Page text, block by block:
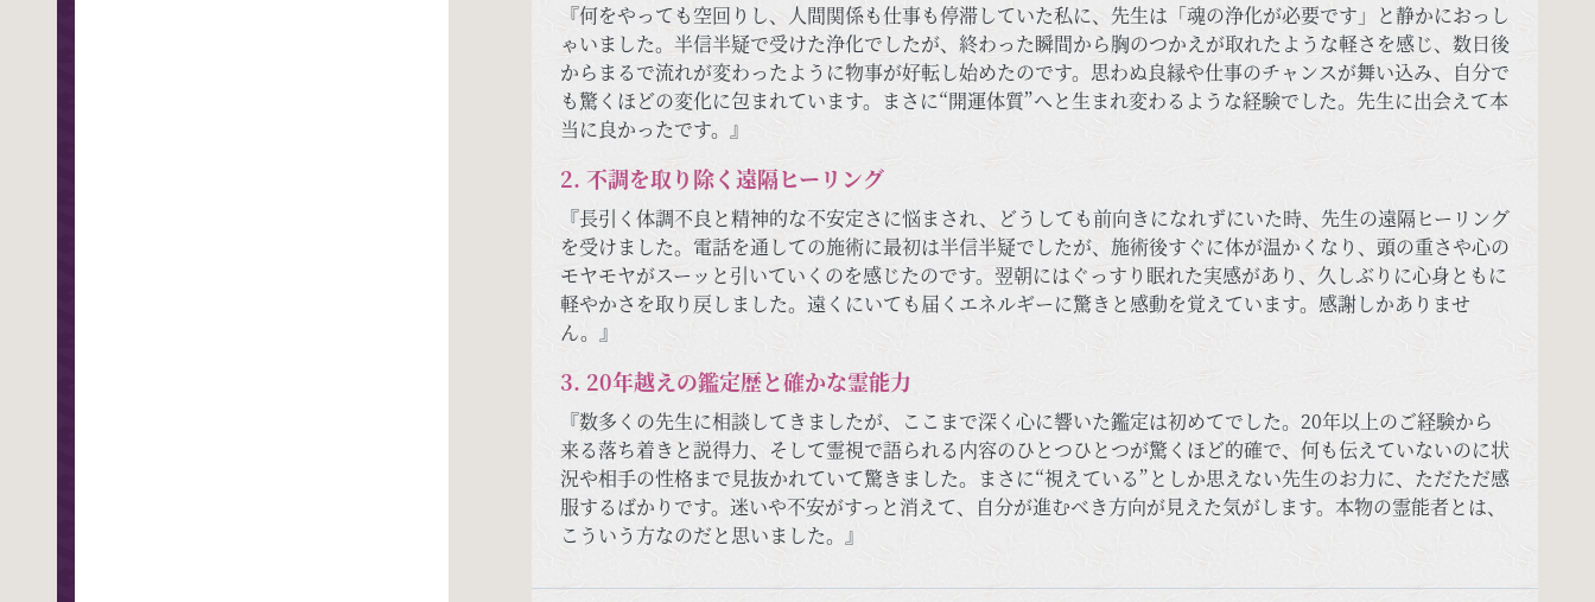
『何をやっても空回りし、人間関係も仕事も停滞していた私に、先生は「魂の浄化が必要です」と静かにおっし
ゃいました。半信半疑で受けた浄化でしたが、終わった瞬間から胸のつかえが取れたような軽さを感じ、数日後
からまるで流れが変わったように物事が好転し始めたのです。思わぬ良縁や仕事のチャンスが舞い込み、自分で
も驚くほどの変化に包まれています。まさに“開運体質”へと生まれ変わるような経験でした。先生に出会えて本
当に良かったです。』
2. 不調を取り除く遠隔ヒーリング
『長引く体調不良と精神的な不安定さに悩まされ、どうしても前向きになれずにいた時、先生の遠隔ヒーリング
を受けました。電話を通しての施術に最初は半信半疑でしたが、施術後すぐに体が温かくなり、頭の重さや心の
モヤモヤがスーッと引いていくのを感じたのです。翌朝にはぐっすり眠れた実感があり、久しぶりに心身ともに
軽やかさを取り戻しました。遠くにいても届くエネルギーに驚きと感動を覚えています。感謝しかありませ
ん。』
3. 20年越えの鑑定歴と確かな霊能力
『数多くの先生に相談してきましたが、ここまで深く心に響いた鑑定は初めてでした。20年以上のご経験から
来る落ち着きと説得力、そして霊視で語られる内容のひとつひとつが驚くほど的確で、何も伝えていないのに状
況や相手の性格まで見抜かれていて驚きました。まさに“視えている”としか思えない先生のお力に、ただただ感
服するばかりです。迷いや不安がすっと消えて、自分が進むべき方向が見えた気がします。本物の霊能者とは、
こういう方なのだと思いました。』